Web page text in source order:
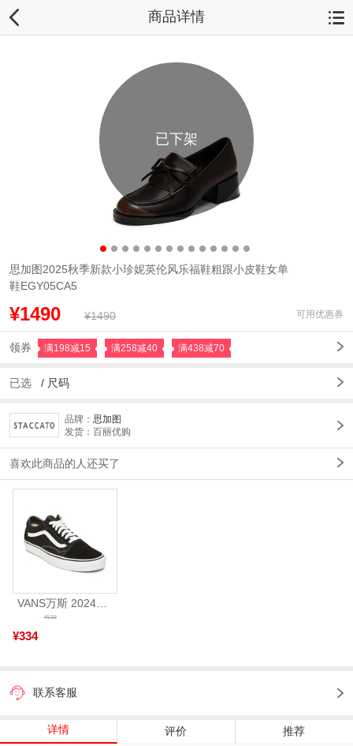
商品详情
已下架
思加图2025秋季新款小珍妮英伦风乐福鞋粗跟小皮鞋女单
鞋EGY05CA5
¥1490 ¥1490 可用优惠券
领券 满198减15 满258减40 满438减70
已选 / 尺码
品牌： 思加图
发货：百丽优购
喜欢此商品的人还买了
VANS万斯 2024年新款中性OldSkool帆布鞋/硫化鞋VN000D3HY28（延续款）
¥334
¥539
联系客服
详情 评价 推荐